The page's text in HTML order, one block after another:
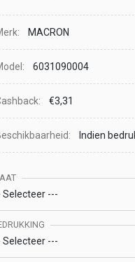
MACRON
6031090004
€3,31
Indien